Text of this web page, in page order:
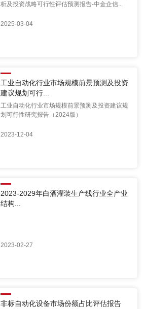
析及投资战略可行性评估预测报告-中金企信...
2025-03-04
工业自动化行业市场规模前景预测及投资
建议规划可行...
工业自动化行业市场规模前景预测及投资建议规
划可行性研究报告（2024版）
2023-12-04
2023-2029年白酒灌装生产线行业全产业
结构...
2023-02-27
非标自动化设备市场份额占比评估报告